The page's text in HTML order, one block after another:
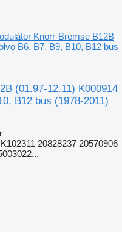
Knorr-Bremse B12B
B6, B7, B9, B10, B12 bus
(01.97-12.11) K000914
B12 bus (1978-2011)
20828237 20570906